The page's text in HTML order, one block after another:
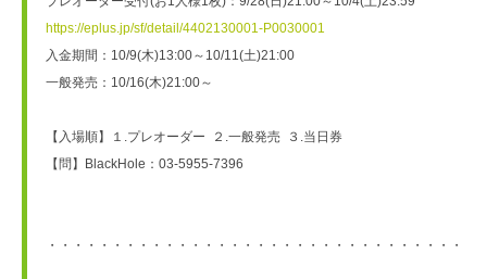
https://eplus.jp/sf/detail/4402130001-P0030001
入金期間：10/9(木)13:00～10/11(土)21:00
一般発売：10/16(木)21:00～
【入場順】１.プレオーダー  ２.一般発売  ３.当日券
【問】BlackHole：03-5955-7396
・・・・・・・・・・・・・・・・・・・・・・・・・・・・・・・・・